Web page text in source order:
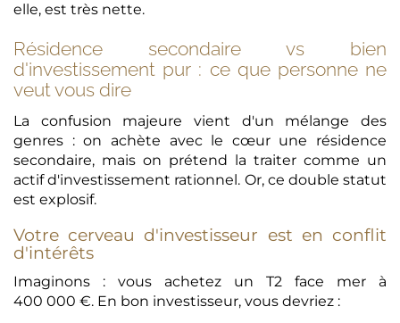
elle, est très nette.
Résidence secondaire vs bien
d'investissement pur : ce que personne ne
veut vous dire
La confusion majeure vient d'un mélange des
genres : on achète avec le cœur une résidence
secondaire, mais on prétend la traiter comme un
actif d'investissement rationnel. Or, ce double statut
est explosif.
Votre cerveau d'investisseur est en conflit
d'intérêts
Imaginons : vous achetez un T2 face mer à
400 000 €. En bon investisseur, vous devriez :